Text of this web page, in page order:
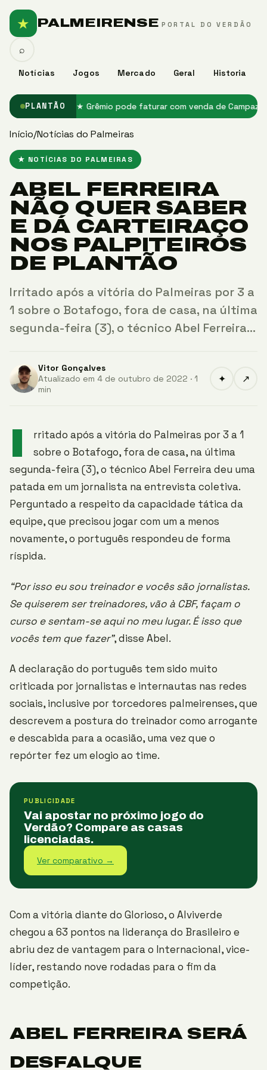
★ PALMEIRENSE PORTAL DO VERDÃO
Notícias Jogos Mercado Geral Historia
⌕
PLANTÃO
em Ibiza★ Grêmio pode faturar com venda de Campaz ao
Início/Notícias do Palmeiras
★ NOTÍCIAS DO PALMEIRAS
ABEL FERREIRA
NÃO QUER SABER
E DÁ CARTEIRAÇO
NOS PALPITEIROS
DE PLANTÃO
Irritado após a vitória do Palmeiras por 3 a
1 sobre o Botafogo, fora de casa, na última
segunda-feira (3), o técnico Abel Ferreira…
Vitor Gonçalves
Atualizado em 4 de outubro de 2022 · 1
min
✦ ↗
I
rritado após a vitória do Palmeiras por 3 a 1
sobre o Botafogo, fora de casa, na última
segunda-feira (3), o técnico Abel Ferreira deu uma
patada em um jornalista na entrevista coletiva.
Perguntado a respeito da capacidade tática da
equipe, que precisou jogar com um a menos
novamente, o português respondeu de forma
ríspida.
“Por isso eu sou treinador e vocês são jornalistas.
Se quiserem ser treinadores, vão à CBF, façam o
curso e sentam-se aqui no meu lugar. É isso que
vocês tem que fazer”, disse Abel.
A declaração do português tem sido muito
criticada por jornalistas e internautas nas redes
sociais, inclusive por torcedores palmeirenses, que
descrevem a postura do treinador como arrogante
e descabida para a ocasião, uma vez que o
repórter fez um elogio ao time.
PUBLICIDADE
Vai apostar no próximo jogo do
Verdão? Compare as casas
licenciadas.
Ver comparativo →
Com a vitória diante do Glorioso, o Alviverde
chegou a 63 pontos na liderança do Brasileiro e
abriu dez de vantagem para o Internacional, vice-
líder, restando nove rodadas para o fim da
competição.
ABEL FERREIRA SERÁ
DESFALQUE